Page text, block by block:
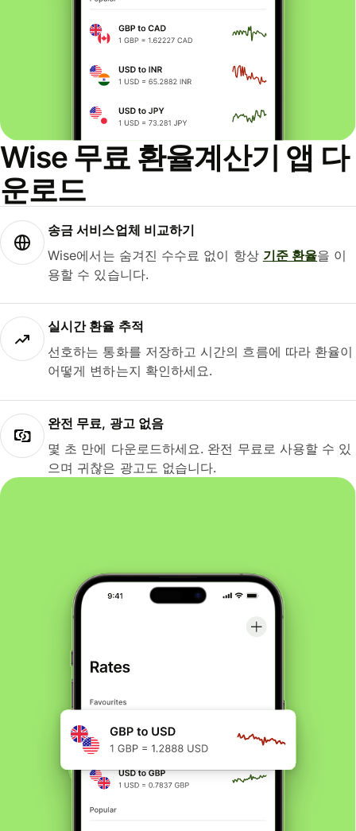
Wise 무료 환율계산기 앱 다
운로드
송금 서비스업체 비교하기
Wise에서는 숨겨진 수수료 없이 항상 기준 환율을 이
용할 수 있습니다.
실시간 환율 추적
선호하는 통화를 저장하고 시간의 흐름에 따라 환율이
어떻게 변하는지 확인하세요.
완전 무료, 광고 없음
몇 초 만에 다운로드하세요. 완전 무료로 사용할 수 있
으며 귀찮은 광고도 없습니다.